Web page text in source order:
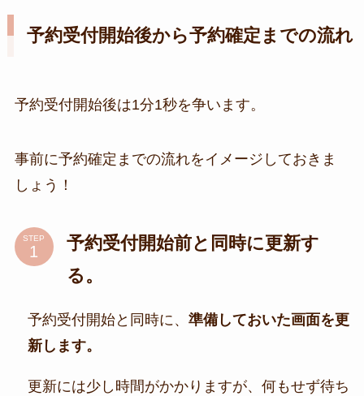
予約受付開始後から予約確定までの流れ
予約受付開始後は1分1秒を争います。
事前に予約確定までの流れをイメージしておきま
しょう！
STEP
予約受付開始前と同時に更新す
る。
予約受付開始と同時に、 準備しておいた画面を更
新します。
更新には少し時間がかかりますが、何もせず待ち